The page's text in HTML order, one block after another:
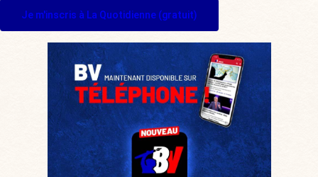
Je m'inscris à La Quotidienne (gratuit)